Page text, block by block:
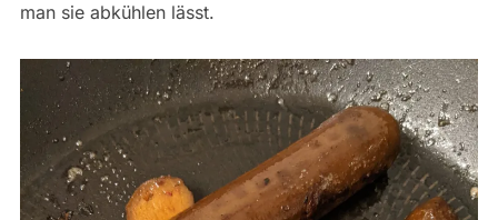
man sie abkühlen lässt.